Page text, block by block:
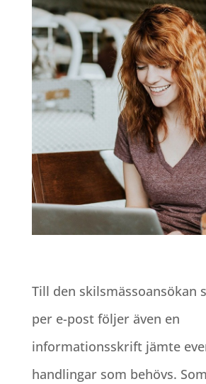
Till den skilsmässoansökan
per e-post följer även en
informationsskrift jämte
handlingar som behövs.